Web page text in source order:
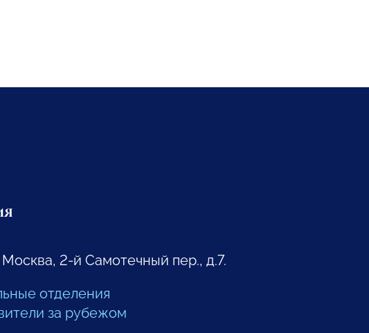
Москва, 2-й Самотечный пер., д.7.
отделения
за рубежом